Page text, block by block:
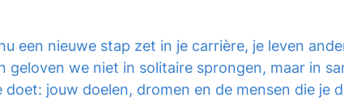
een nieuwe stap zet in je carrière, je leven
we niet in solitaire sprongen, maar in
jouw doelen, dromen en de mensen die je